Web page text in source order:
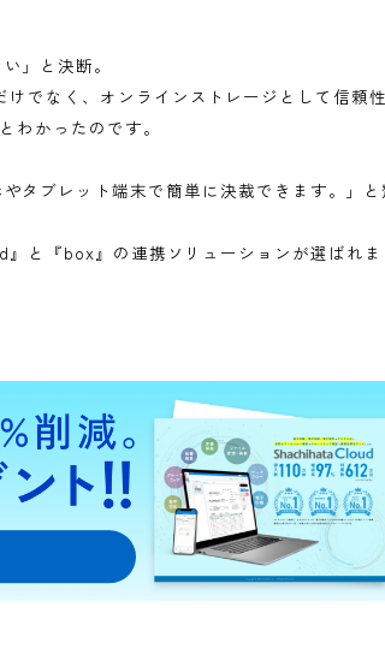
育児環境を改善していくためにも、ICT
で課題を解決
要不可欠でした。
仕組みの検討が求められました。
。
しかない」と決断。
えるだけでなく、オンラインストレー
できるとわかったのです。